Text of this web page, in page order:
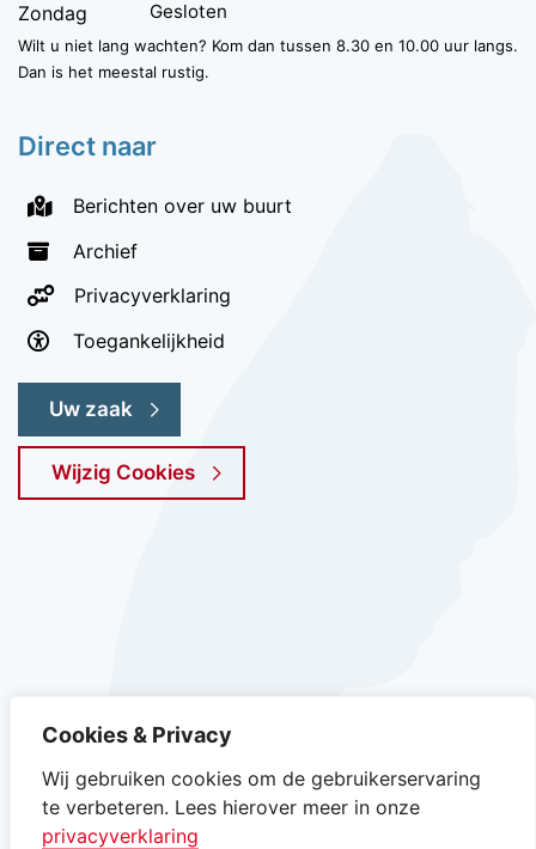
Cookies & Privacy
Wij gebruiken cookies om de gebruikerservaring
te verbeteren. Lees hierover meer in onze
privacyverklaring
Zondag Gesloten
Wilt u niet lang wachten? Kom dan tussen 8.30 en 10.00 uur langs.
Dan is het meestal rustig.
Direct naar
Berichten over uw buurt
Archief
Privacyverklaring
Toegankelijkheid
Uw zaak
Wijzig Cookies
Instagram van gemeente Texel, opent in nieuw
Facebook van gemeente Texel, opent in
YouTube kanaal van gemeente